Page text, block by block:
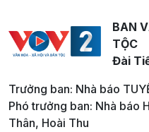
BAN
TỘC
Đài
Trưởng ban: Nhà báo
Phó trưởng ban: Nhà báo
Thân, Hoài Thu